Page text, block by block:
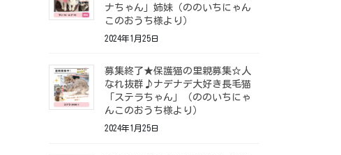
ナちゃん」姉妹（ののいちにゃん
このおうち様より）
2024年1月25日
募集終了★保護猫の里親募集☆人
なれ抜群♪ナデナデ大好き長毛猫
「ステラちゃん」（ののいちにゃ
んこのおうち様より）
2024年1月25日